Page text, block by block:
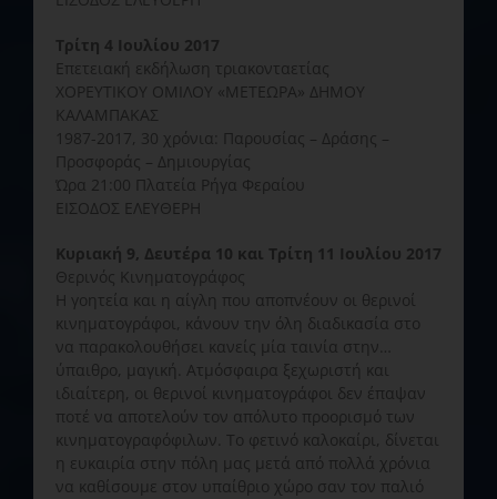
Τρίτη 4 Ιουλίου 2017
Επετειακή εκδήλωση τριακονταετίας
ΧΟΡΕΥΤΙΚΟΥ ΟΜΙΛΟΥ «ΜΕΤΕΩΡΑ» ΔΗΜΟΥ
ΚΑΛΑΜΠΑΚΑΣ
1987-2017, 30 χρόνια: Παρουσίας – Δράσης –
Προσφοράς – Δημιουργίας
Ώρα 21:00 Πλατεία Ρήγα Φεραίου
ΕΙΣΟΔΟΣ ΕΛΕΥΘΕΡΗ
Κυριακή 9, Δευτέρα 10 και Τρίτη 11 Ιουλίου 2017
Θερινός Κινηματογράφος
Η γοητεία και η αίγλη που αποπνέουν οι θερινοί
κινηματογράφοι, κάνουν την όλη διαδικασία στο
να παρακολουθήσει κανείς μία ταινία στην…
ύπαιθρο, μαγική. Ατμόσφαιρα ξεχωριστή και
ιδιαίτερη, οι θερινοί κινηματογράφοι δεν έπαψαν
ποτέ να αποτελούν τον απόλυτο προορισμό των
κινηματογραφόφιλων. Το φετινό καλοκαίρι, δίνεται
η ευκαιρία στην πόλη μας μετά από πολλά χρόνια
να καθίσουμε στον υπαίθριο χώρο σαν τον παλιό